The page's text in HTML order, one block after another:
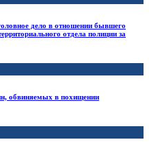
дело в отношении бывшего
отдела полиции за
обвиняемых в похищении